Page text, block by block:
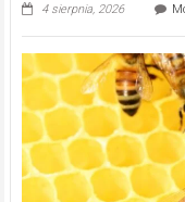
4 sierpnia, 2026